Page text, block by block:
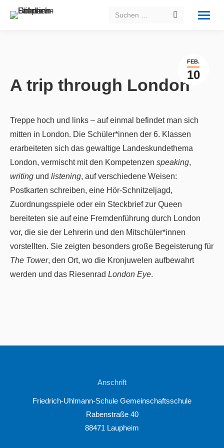
Search:
FEB.
10
A trip through London
Treppe hoch und links – auf einmal befindet man sich
mitten in London. Die Schüler*innen der 6. Klassen
erarbeiteten sich das gewaltige Landeskundethema
London, vermischt mit den Kompetenzen speaking,
writing und listening, auf verschiedene Weisen:
Postkarten schreiben, eine Hör-Schnitzeljagd,
Zuordnungsspiele oder ein Steckbrief zur Queen
bereiteten sie auf eine Fremdenführung durch London
vor, die sie der Lehrerin und den Mitschüler*innen
vorstellten. Sie zeigten besonders große Begeisterung für
The Tower, den Ort, wo die Kronjuwelen aufbewahrt
werden und das Riesenrad London Eye.
Anschrift
Friedrich-Uhlmann-Schule Gemeinschaftsschule
Rabenstraße 40
88471 Laupheim